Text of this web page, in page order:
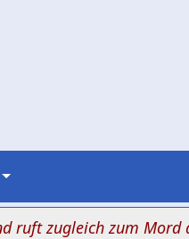
zum Mord an